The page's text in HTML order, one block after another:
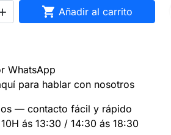
 Añadir al carrito
WhatsApp
para hablar con nosotros
— contacto fácil y rápido
ás 13:30 / 14:30 ás 18:30